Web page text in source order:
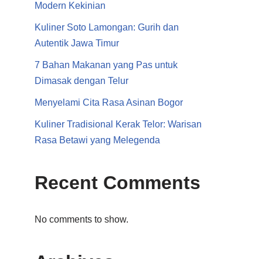
Modern Kekinian
Kuliner Soto Lamongan: Gurih dan
Autentik Jawa Timur
7 Bahan Makanan yang Pas untuk
Dimasak dengan Telur
Menyelami Cita Rasa Asinan Bogor
Kuliner Tradisional Kerak Telor: Warisan
Rasa Betawi yang Melegenda
Recent Comments
No comments to show.